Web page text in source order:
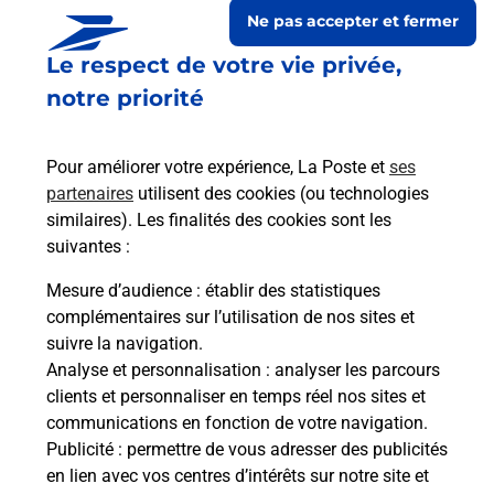
Le respect de votre vie privée,
notre priorité
Pour améliorer votre expérience, La Poste et ses
partenaires utilisent des cookies (ou technologies
similaires). Les finalités des cookies sont les
suivantes :
Mesure d’audience : établir des statistiques
complémentaires sur l’utilisation de nos sites et
suivre la navigation.
Analyse et personnalisation : analyser les parcours
clients et personnaliser en temps réel nos sites et
communications en fonction de votre navigation.
Publicité : permettre de vous adresser des publicités
en lien avec vos centres d’intérêts sur notre site et
Ne pas accepter et fermer
Prochaine collecte du courrierlundià 08h00
1 Rue Anselme De Laon
02270 Assis Sur Serre
Itinéraire
Le lien s'ouvre dans un nouvel onglet